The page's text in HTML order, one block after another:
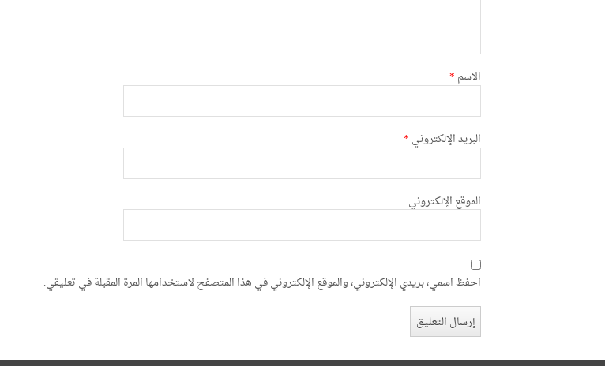
الاسم *
البريد الإلكتروني *
الموقع الإلكتروني
احفظ اسمي، بريدي الإلكتروني، والموقع الإلكتروني في هذا المتصفح لاستخدامها المرة المقبلة في تعليقي.